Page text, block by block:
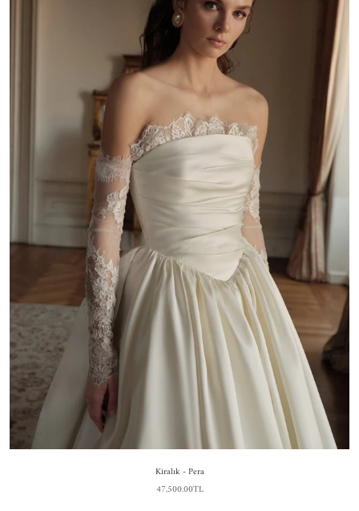
Kiralık - Pera
47,500.00TL